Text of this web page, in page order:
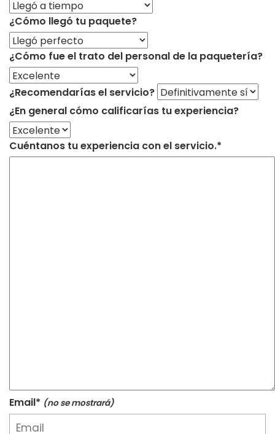
¿Cómo llegó tu paquete?
¿Cómo fue el trato del personal de la paquetería?
¿Recomendarías el servicio?
¿En general cómo calificarías tu experiencia?
Cuéntanos tu experiencia con el servicio.*
Email* (no se mostrará)